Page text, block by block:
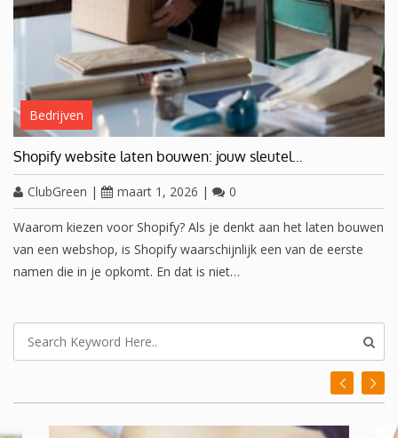
Bedrijven
Shopify website laten bouwen: jouw sleutel…
ClubGreen | maart 1, 2026 | 0
Waarom kiezen voor Shopify? Als je denkt aan het laten bouwen
van een webshop, is Shopify waarschijnlijk een van de eerste
namen die in je opkomt. En dat is niet…